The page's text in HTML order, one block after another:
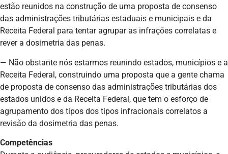
estão reunidos na construção de uma proposta de consenso
das administrações tributárias estaduais e municipais e da
Receita Federal para tentar agrupar as infrações correlatas e
rever a dosimetria das penas.
— Não obstante nós estarmos reunindo estados, municípios e a
Receita Federal, construindo uma proposta que a gente chama
de proposta de consenso das administrações tributárias dos
estados unidos e da Receita Federal, que tem o esforço de
agrupamento dos tipos dos tipos infracionais correlatos a
revisão da dosimetria das penas.
Competências